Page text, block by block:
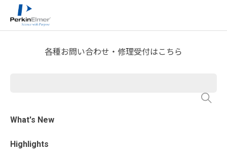
各種お問い合わせ・修理受付はこちら
What's New
Highlights
ホーム
NexION 5000 ICP-MS による高